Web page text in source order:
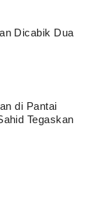
Dicabik Dua
di Pantai
Tegaskan